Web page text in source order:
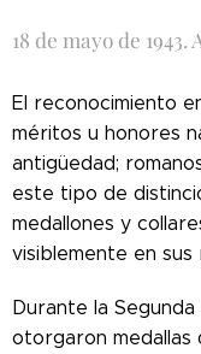
18 de mayo de
El reconocimiento
méritos u honores
antigüedad;
este tipo de
medallones y
visiblemente en sus
Durante la Segunda
otorgaron medallas